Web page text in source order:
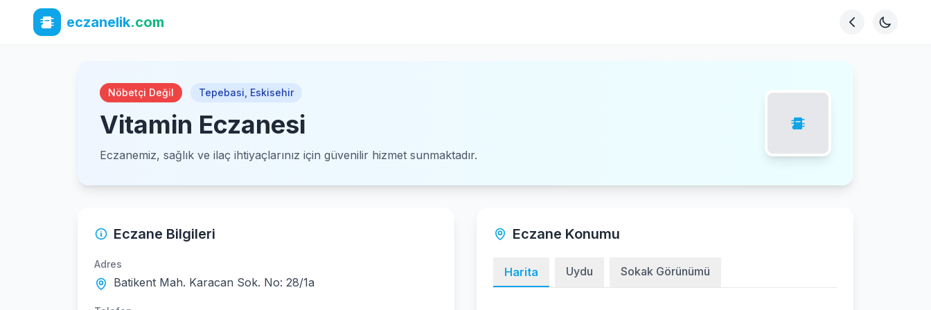
eczanelik.com
Nöbetçi Değil Tepebasi Eskisehir
Vitamin Eczanesi
Eczanemiz, sağlık ve ilaç ihtiyaçlarınız için güvenilir hizmet sunmaktadır.
Eczane Bilgileri
Adres
Batikent Mah. Karacan Sok. No: 28/1a
Eczane Konumu
Harita Uydu Sokak Görünümü